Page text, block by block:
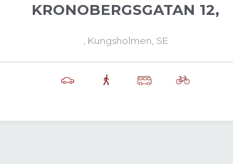
KRONOBERGSGATAN 12,
, Kungsholmen, SE